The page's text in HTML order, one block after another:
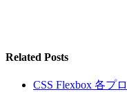
Related Posts
CSS Flexbox 各プ